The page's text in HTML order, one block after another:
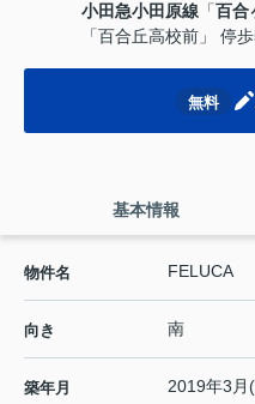
小田急小田原線 「百合
「百合丘高校前」 停
無料
基本情報
物件名 FELUCA
向き 南
築年月 2019年3月